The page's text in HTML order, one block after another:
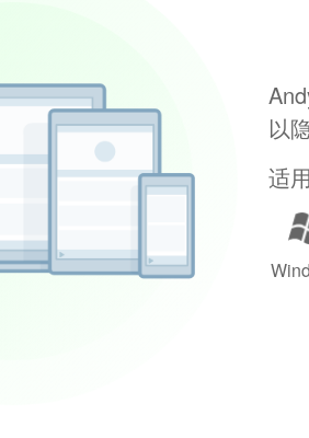
以
适